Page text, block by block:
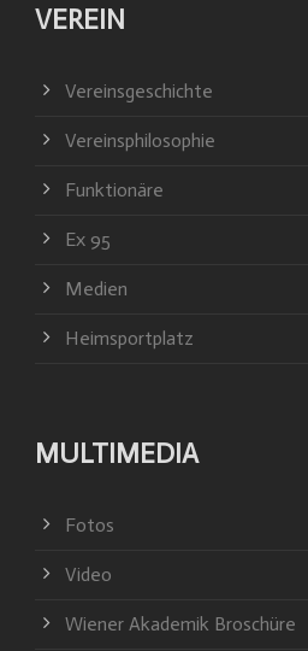
VEREIN
Vereinsgeschichte
Vereinsphilosophie
Funktionäre
Ex 95
Medien
Heimsportplatz
MULTIMEDIA
Fotos
Video
Wiener Akademik Broschüre